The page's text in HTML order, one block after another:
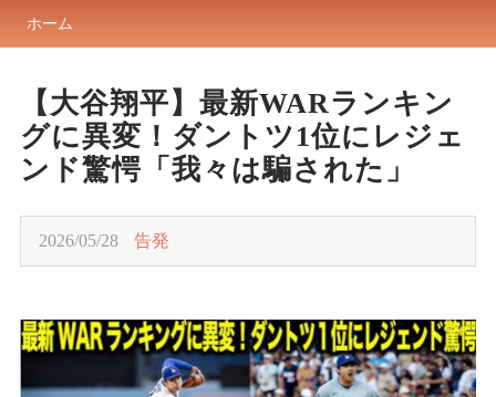
ホーム
【大谷翔平】最新WARランキン
グに異変！ダントツ1位にレジェ
ンド驚愕「我々は騙された」
2026/05/28 告発